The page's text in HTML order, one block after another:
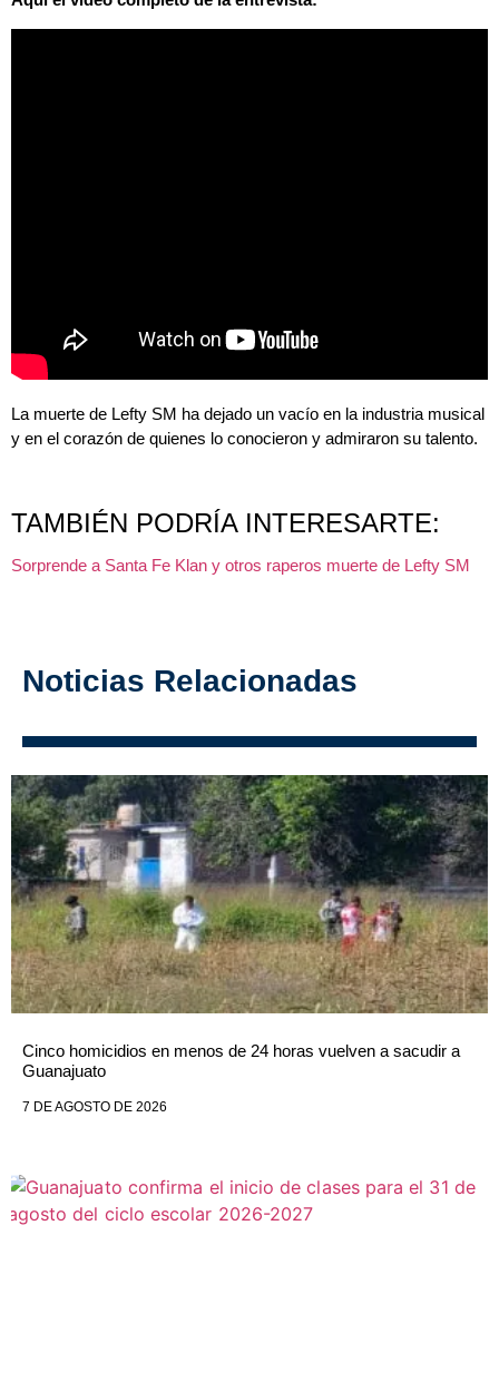
La muerte de Lefty SM ha dejado un vacío en la industria musical
y en el corazón de quienes lo conocieron y admiraron su talento.
TAMBIÉN PODRÍA INTERESARTE:
Sorprende a Santa Fe Klan y otros raperos muerte de Lefty SM
Noticias Relacionadas
Cinco homicidios en menos de 24 horas vuelven a sacudir a
Guanajuato
7 DE AGOSTO DE 2026